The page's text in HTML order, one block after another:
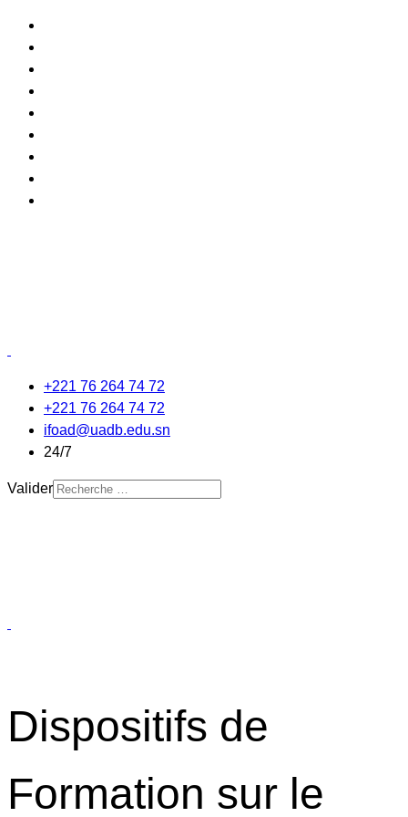
+221 76 264 74 72
+221 76 264 74 72
ifoad@uadb.edu.sn
24/7
Valider
Dispositifs de
Formation sur le